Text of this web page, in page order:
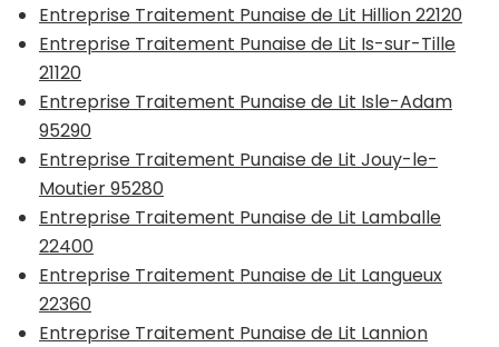
Entreprise Traitement Punaise de Lit Hillion 22120
Entreprise Traitement Punaise de Lit Is-sur-Tille
21120
Entreprise Traitement Punaise de Lit Isle-Adam
95290
Entreprise Traitement Punaise de Lit Jouy-le-
Moutier 95280
Entreprise Traitement Punaise de Lit Lamballe
22400
Entreprise Traitement Punaise de Lit Langueux
22360
Entreprise Traitement Punaise de Lit Lannion